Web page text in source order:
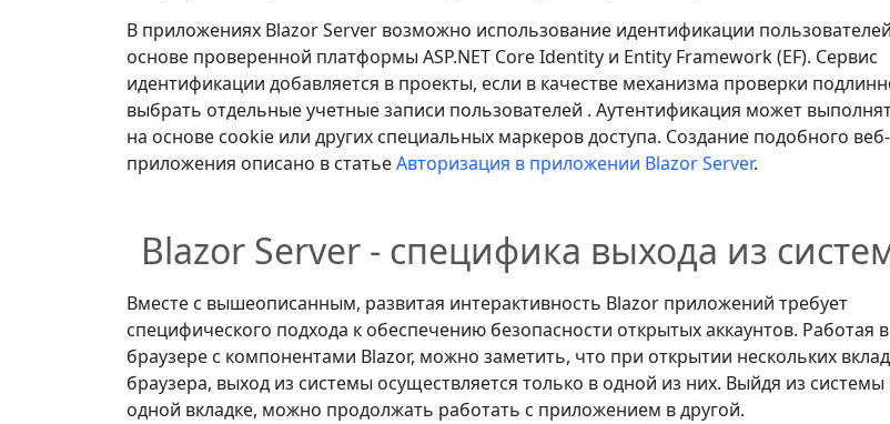
В приложениях Blazor Server возможно использование идентификации
основе проверенной платформы ASP.NET Core Identity и Entity Framework (EF). Сервис
идентификации добавляется в проекты, если в качестве механизма проверки
выбрать отдельные учетные записи пользователей . Аутентификация может
на основе cookie или других специальных маркеров доступа. Создание подобного веб-
приложения описано в статьеАвторизация в приложении Blazor Server.
Blazor Server - специфика выхода из
Вместе с вышеописанным, развитая интерактивность Blazor приложений требует
специфического подхода к обеспечению безопасности открытых аккаунтов. Работая в
браузере с компонентами Blazor, можно заметить, что при открытии нескольких
браузера, выход из системы осуществляется только в одной из них. Выйдя из системы
одной вкладке, можно продолжать работать с приложением в другой.